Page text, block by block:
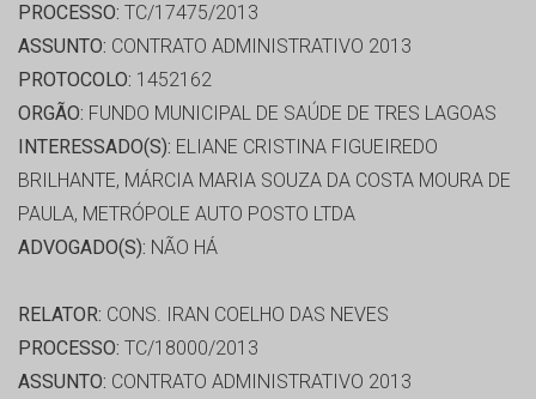
PROCESSO: TC/17475/2013
ASSUNTO: CONTRATO ADMINISTRATIVO 2013
PROTOCOLO: 1452162
ORGÃO: FUNDO MUNICIPAL DE SAÚDE DE TRES LAGOAS
INTERESSADO(S): ELIANE CRISTINA FIGUEIREDO
BRILHANTE, MÁRCIA MARIA SOUZA DA COSTA MOURA DE
PAULA, METRÓPOLE AUTO POSTO LTDA
ADVOGADO(S): NÃO HÁ
RELATOR: CONS. IRAN COELHO DAS NEVES
PROCESSO: TC/18000/2013
ASSUNTO: CONTRATO ADMINISTRATIVO 2013